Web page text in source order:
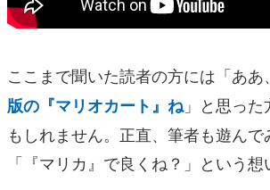
ここまで聞いた読者の方には「ああ、
版の『マリオカート』ね 」と思っ
もしれません。正直、筆者も遊んで
「『マリカ』で良くね？」という想